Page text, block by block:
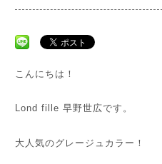
こんにちは！
Lond fille 早野世広です。
大人気のグレージュカラー！